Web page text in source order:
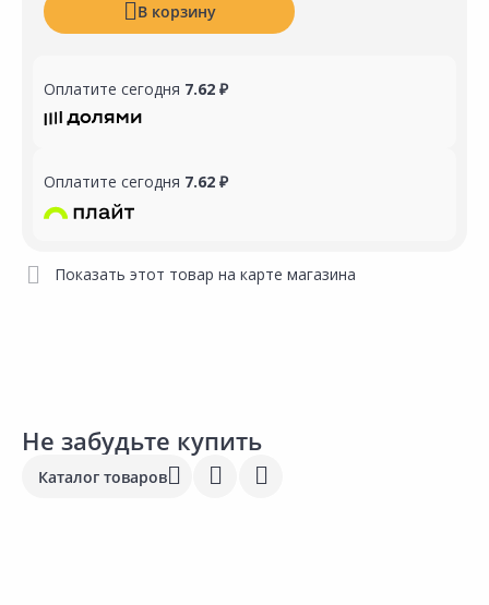
В корзину
Оплатите сегодня 7.62 ₽
Оплатите сегодня 7.62 ₽
Показать этот товар на карте магазина
Не забудьте купить
Каталог товаров